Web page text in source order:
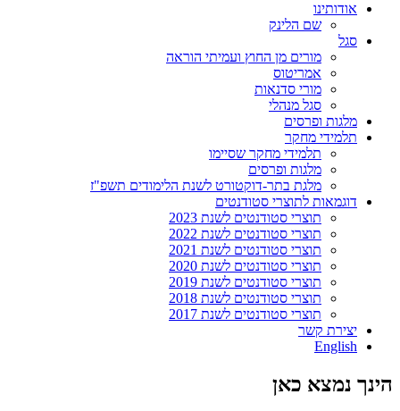
אודותינו
שם הלינק
סגל
מורים מן החוץ ועמיתי הוראה
אמריטוס
מורי סדנאות
סגל מנהלי
מלגות ופרסים
תלמידי מחקר
תלמידי מחקר שסיימו
מלגות ופרסים
מלגת בתר-דוקטורט לשנת הלימודים תשפ"ז
דוגמאות לתוצרי סטודנטים
תוצרי סטודנטים לשנת 2023
תוצרי סטודנטים לשנת 2022
תוצרי סטודנטים לשנת 2021
תוצרי סטודנטים לשנת 2020
תוצרי סטודנטים לשנת 2019
תוצרי סטודנטים לשנת 2018
תוצרי סטודנטים לשנת 2017
יצירת קשר
English
הינך נמצא כאן